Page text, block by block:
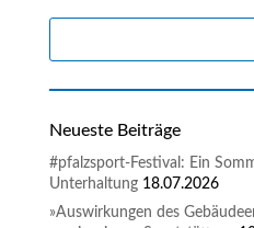
Neueste Beiträge
#pfalzsport-Festival: Ein
Unterhaltung 18.07.2026
»Auswirkungen des